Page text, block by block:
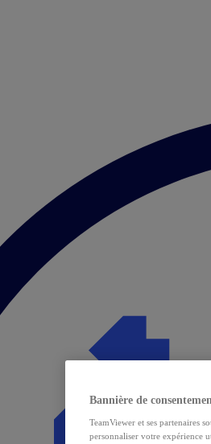
Bannière de
TeamViewer et ses partenaires
personnaliser votre expérience